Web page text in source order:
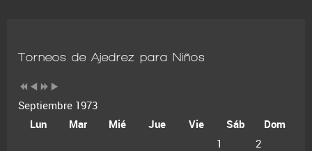
Torneos de Ajedrez para Niños
Septiembre 1973
Lun
Mar Mié Jue Vie Sáb
Dom
1
2